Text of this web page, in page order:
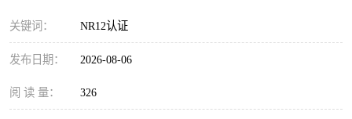
关键词： NR12认证
发布日期： 2026-08-06
阅 读 量： 326